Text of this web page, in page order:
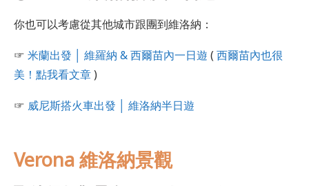
你也可以考慮從其他城市跟團到維洛納：
☞ 米蘭出發 │ 維羅納 & 西爾苗內一日遊 (西爾苗內也很
美！點我看文章)
☞ 威尼斯搭火車出發 │ 維洛納半日遊
Verona 維洛納景觀